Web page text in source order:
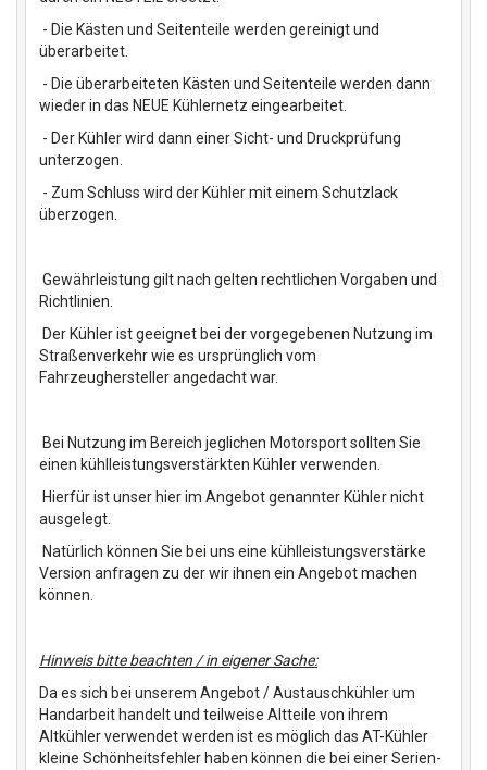
- Die Kästen und Seitenteile werden gereinigt und
überarbeitet.
- Die überarbeiteten Kästen und Seitenteile werden dann
wieder in das NEUE Kühlernetz eingearbeitet.
- Der Kühler wird dann einer Sicht- und Druckprüfung
unterzogen.
- Zum Schluss wird der Kühler mit einem Schutzlack
überzogen.
Gewährleistung gilt nach gelten rechtlichen Vorgaben und
Richtlinien.
Der Kühler ist geeignet bei der vorgegebenen Nutzung im
Straßenverkehr wie es ursprünglich vom
Fahrzeughersteller angedacht war.
Bei Nutzung im Bereich jeglichen Motorsport sollten Sie
einen kühlleistungsverstärkten Kühler verwenden.
Hierfür ist unser hier im Angebot genannter Kühler nicht
ausgelegt.
Natürlich können Sie bei uns eine kühlleistungsverstärke
Version anfragen zu der wir ihnen ein Angebot machen
können.
Hinweis bitte beachten / in eigener Sache:
Da es sich bei unserem Angebot / Austauschkühler um
Handarbeit handelt und teilweise Altteile von ihrem
Altkühler verwendet werden ist es möglich das AT-Kühler
kleine Schönheitsfehler haben können die bei einer Serien-